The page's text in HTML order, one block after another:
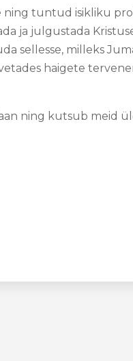
ning tuntud isikliku
ja julgustada
sellesse, milleks
haigete
ning kutsub meid